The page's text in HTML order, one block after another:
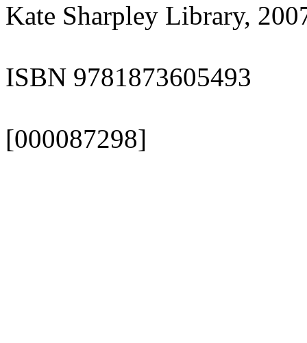
Kate Sharpley Library,
ISBN 9781873605493
[000087298]